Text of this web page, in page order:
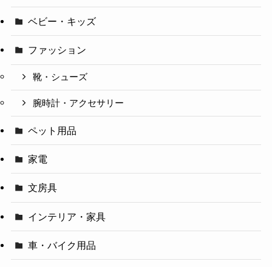
ベビー・キッズ
ファッション
靴・シューズ
腕時計・アクセサリー
ペット用品
家電
文房具
インテリア・家具
車・バイク用品